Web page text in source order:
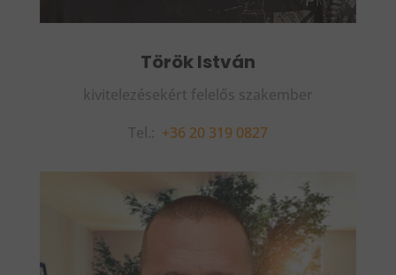
Török István
kivitelezésekért felelős szakember
Tel.: +36 20 319 0827